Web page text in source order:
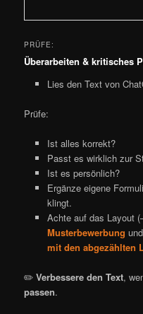
PRÜFE:
Überarbeiten & kritisches
Lies den Text von
Prüfe:
Ist alles korrekt?
Passt es wirklich zur
Ist es persönlich?
Ergänze eigene
klingt.
Achte auf das Layout
Musterbewerbung
mit den abgezählten
✏️Verbessere den Text,
passen.